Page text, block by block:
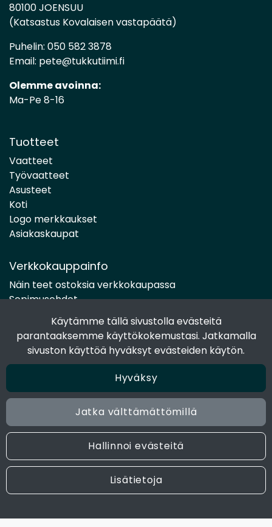
Käytämme tällä sivustolla evästeitä
parantaaksemme käyttökokemustasi. Jatkamalla
sivuston käyttöä hyväksyt evästeiden käytön.
Hyväksy
Jatka välttämättömillä
Hallinnoi evästeitä
Lisätietoja
80100 JOENSUU
(Katsastus Kovalaisen vastapäätä)
Puhelin: 050 582 3878
Email: pete@tukkutiimi.fi
Olemme avoinna:
Ma-Pe 8-16
Tuotteet
Vaatteet
Työvaatteet
Asusteet
Koti
Logo merkkaukset
Asiakaskaupat
Verkkokauppainfo
Näin teet ostoksia verkkokaupassa
Sopimusehdot
Toimitustavat
Maksutavat
Tietosuojaseloste
Seuraa sosiaalisessa mediassa
Facebook
Instagram
© 2024 Joen Tukkutiimi. All rights reserved. Site by